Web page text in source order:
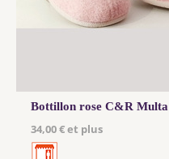
Bottillon rose C&R Multa
34,00 € et plus